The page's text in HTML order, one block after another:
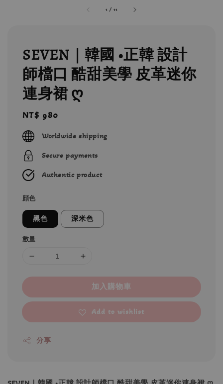
1 /11
SEVEN｜韓國 •正韓 設計
師檔口 酷甜美學 皮革迷你
連身裙 ღ
Regular
price
NT$ 980
Worldwide shipping
Secure payments
Authentic product
顔色
黑色 深米色
數量
加入購物車
Add to wishlist
分享